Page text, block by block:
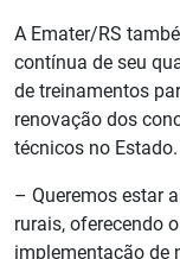
A Emater/RS
contínua de seu
de treinamentos
renovação dos
técnicos no Estado.
– Queremos estar
rurais, oferecendo
implementação de